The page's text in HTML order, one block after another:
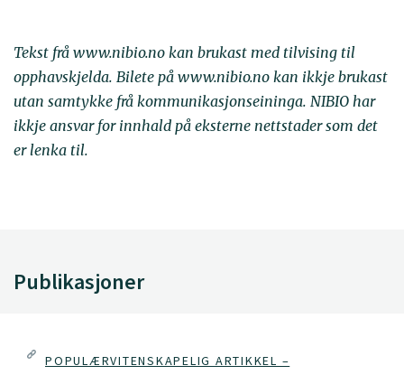
Tekst frå www.nibio.no kan brukast med tilvising til
opphavskjelda. Bilete på www.nibio.no kan ikkje brukast
utan samtykke frå kommunikasjonseininga. NIBIO har
ikkje ansvar for innhald på eksterne nettstader som det
er lenka til.
Publikasjoner
POPULÆRVITENSKAPELIG ARTIKKEL –